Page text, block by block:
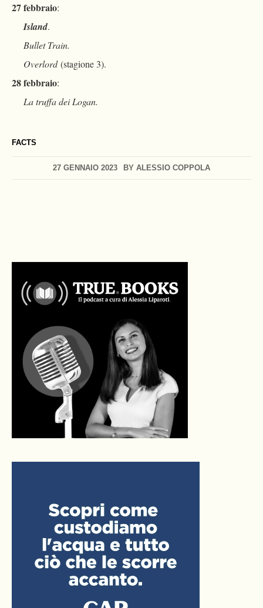
FACTS
27 GENNAIO 2023 BY ALESSIO COPPOLA
27 febbraio:
Island.
Bullet Train.
Overlord(stagione 3).
28 febbraio:
La truffa dei Logan.